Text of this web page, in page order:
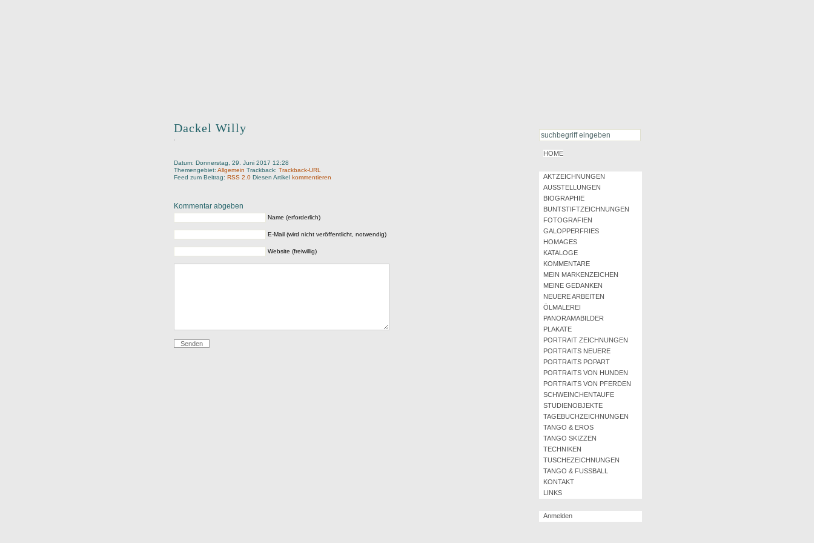
Dackel Willy
Datum: Donnerstag, 29. Juni 2017 12:28
Themengebiet: Allgemein Trackback: Trackback-URL
Feed zum Beitrag: RSS 2.0 Diesen Artikel kommentieren
Kommentar abgeben
Name (erforderlich)
E-Mail (wird nicht veröffentlicht, notwendig)
Website (freiwillig)
HOME
AKTZEICHNUNGEN
AUSSTELLUNGEN
BIOGRAPHIE
BUNTSTIFTZEICHNUNGEN
FOTOGRAFIEN
GALOPPERFRIES
HOMAGES
KATALOGE
KOMMENTARE
MEIN MARKENZEICHEN
MEINE GEDANKEN
NEUERE ARBEITEN
ÖLMALEREI
PANORAMABILDER
PLAKATE
PORTRAIT ZEICHNUNGEN
PORTRAITS NEUERE
PORTRAITS POPART
PORTRAITS VON HUNDEN
PORTRAITS VON PFERDEN
SCHWEINCHENTAUFE
STUDIENOBJEKTE
TAGEBUCHZEICHNUNGEN
TANGO & EROS
TANGO SKIZZEN
TECHNIKEN
TUSCHEZEICHNUNGEN
TANGO & FUSSBALL
KONTAKT
LINKS
Anmelden